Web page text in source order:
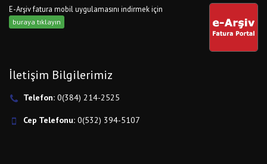
E-Arşiv fatura mobil uygulamasını indirmek için
buraya tıklayın
İletişim Bilgilerimiz
Telefon: 0(384) 214-2525
Cep Telefonu: 0(532) 394-5107